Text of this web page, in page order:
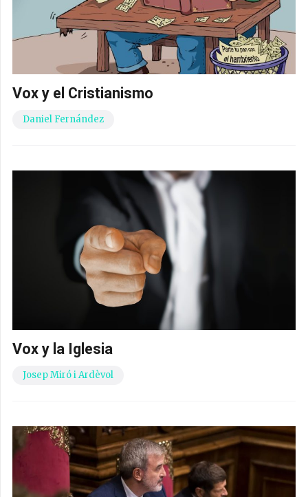
Vox y el Cristianismo
Daniel Fernández
Vox y la Iglesia
Josep Miró i Ardèvol